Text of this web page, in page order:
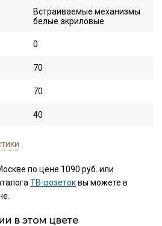
Встраиваемые механизмы
белые акриловые
0
70
70
40
по цене 1090 руб. или
ТВ-розетоквы можете в
в этом цвете